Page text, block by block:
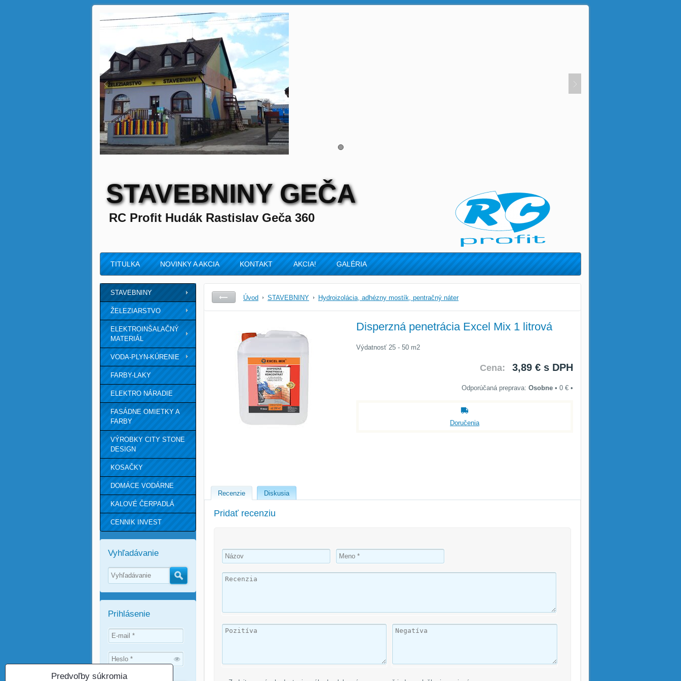
STAVEBNINY GEČA
RC Profit Hudák Rastislav Geča 360
TITULKA NOVINKY A AKCIA KONTAKT AKCIA! GALÉRIA
Úvod STAVEBNINY Hydroizolácia, adhézny mostík, pentračný náter
Disperzná penetrácia Excel Mix 1 litrová
Výdatnosť 25 - 50 m2
Cena: 3,89 € s DPH
Osobne • 0 € •
Doručenia
Recenzie Diskusia
Pridať recenziu
STAVEBNINY
ŽELEZIARSTVO
ELEKTROINŠALAČNÝ
MATERIÁL
VODA-PLYN-KÚRENIE
FARBY-LAKY
ELEKTRO NÁRADIE
FASÁDNE OMIETKY A
FARBY
VÝROBKY CITY STONE
DESIGN
KOSAČKY
DOMÁCE VODÁRNE
KALOVÉ ČERPADLÁ
CENNIK INVEST
Vyhľadávanie
Hľadať
Prihlásenie
Predvoľby súkromia